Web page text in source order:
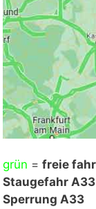
Mit Klick auf
Inhalte von
auf
grün = freie
Staugefahr A33
Sperrung A33